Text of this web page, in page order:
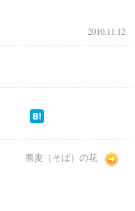
2010.11.12
蕎麦（そば）の花